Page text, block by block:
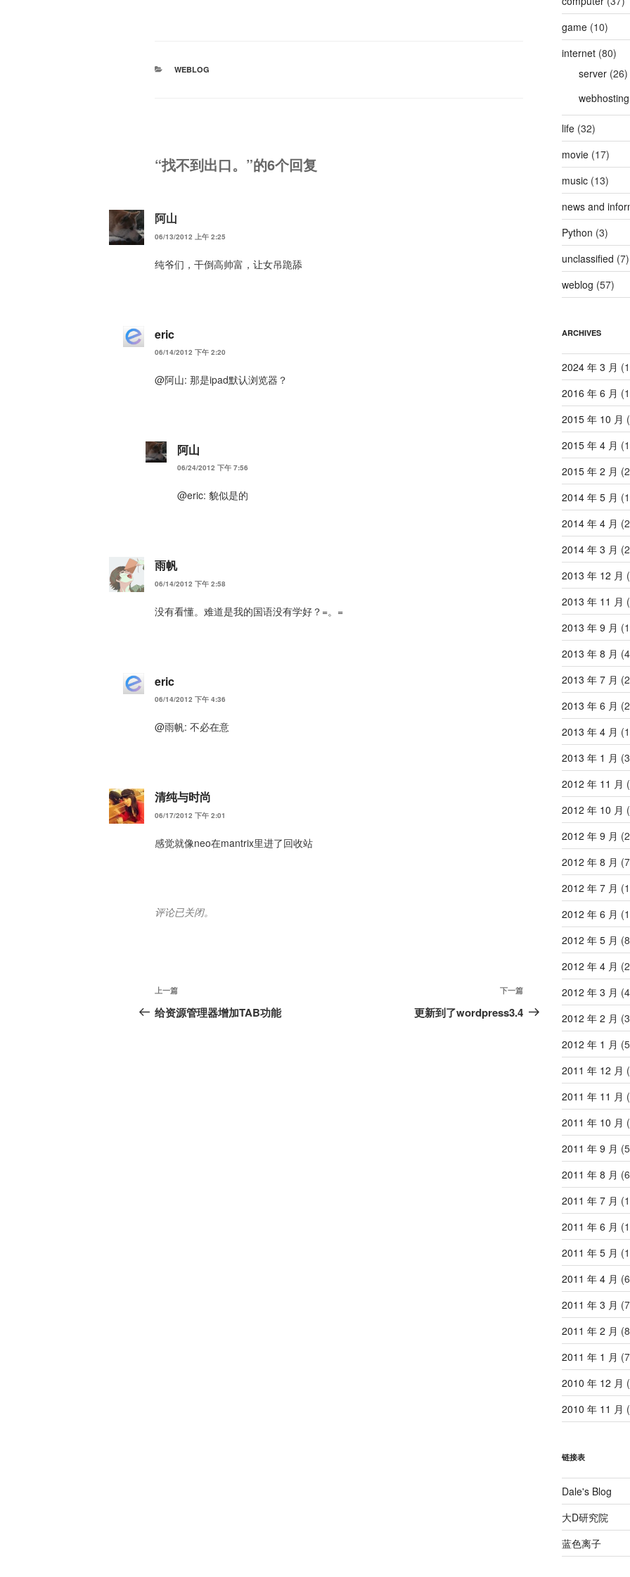
分
WEBLOG
“找不到出口。”的6个回复
阿山
06/13/2012 上午 2:25
纯爷们，干倒高帅富，让女吊跪舔
eric
06/14/2012 下午 2:20
@阿山: 那是ipad默认浏览器？
阿山
06/24/2012 下午 7:56
@eric: 貌似是的
雨帆
06/14/2012 下午 2:58
没有看懂。难道是我的国语没有学好？=。=
eric
06/14/2012 下午 4:36
@雨帆: 不必在意
清纯与时尚
06/17/2012 下午 2:01
感觉就像neo在mantrix里进了回收站
评论已关闭。
文
章
上
一
上一篇
给资源管理器增加TAB功能
下
一
下一篇
更新到了wordpress3.4
game(10)
internet(80)
server(26)
webhosting
life(32)
movie(17)
music(13)
news and
Python (3)
unclassified (7)
weblog (57)
ARCHIVES
2024 年 3 月
2016 年 6 月
2015 年 10 月
2015 年 4 月
2015 年 2 月
2014 年 5 月
2014 年 4 月
2014 年 3 月
2013 年 12 月
2013 年 11 月
2013 年 9 月
2013 年 8 月
2013 年 7 月
2013 年 6 月
2013 年 4 月
2013 年 1 月
2012 年 11 月
2012 年 10 月
2012 年 9 月
2012 年 8 月
2012 年 7 月
2012 年 6 月
2012 年 5 月
2012 年 4 月
2012 年 3 月
2012 年 2 月
2012 年 1 月
2011 年 12 月
2011 年 11 月
2011 年 10 月
2011 年 9 月
2011 年 8 月
2011 年 7 月
2011 年 6 月
2011 年 5 月
2011 年 4 月
2011 年 3 月
2011 年 2 月
2011 年 1 月
2010 年 12 月
2010 年 11 月
链接表
Dale's Blog
大D研究院
蓝色离子